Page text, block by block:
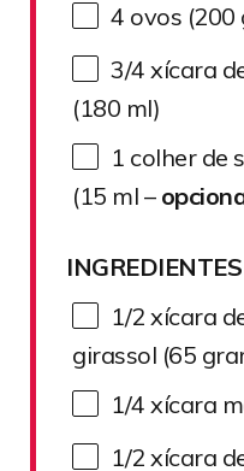
4 ovos (200
3/4 xícara
(180 ml)
1 colher de
(15 ml –
1/2 xícara
girassol (65
1/4 xícara
1/2 xícara